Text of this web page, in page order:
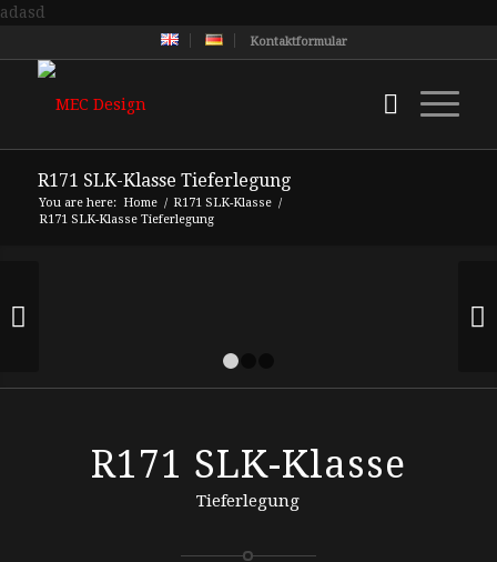
adasd
Kontaktformular
R171 SLK-Klasse Tieferlegung
You are here: Home / R171 SLK-Klasse /
R171 SLK-Klasse Tieferlegung
R171 SLK-Klasse
Tieferlegung